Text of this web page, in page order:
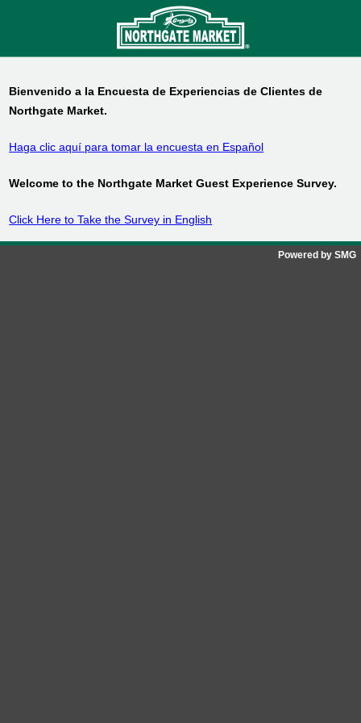
Bienvenido a la Encuesta de Experiencias de Clientes de
Northgate Market.
Haga clic aquí para tomar la encuesta en Español
Welcome to the Northgate Market Guest Experience Survey.
Click Here to Take the Survey in English
Powered by SMG